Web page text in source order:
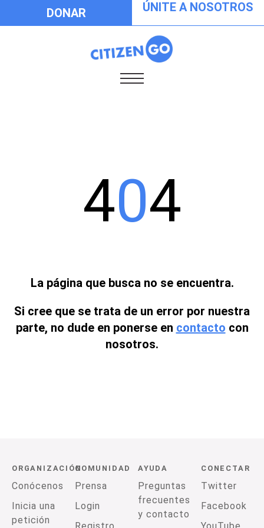
DONAR ÚNITE A NOSOTROS
404
La página que busca no se encuentra.
Si cree que se trata de un error por nuestra
parte, no dude en ponerse en contacto con
nosotros.
ORGANIZACIÓN
Conócenos
Inicia una
petición
COMUNIDAD
Prensa
Login
AYUDA
Preguntas
frecuentes
y contacto
CONECTAR
Twitter
Facebook